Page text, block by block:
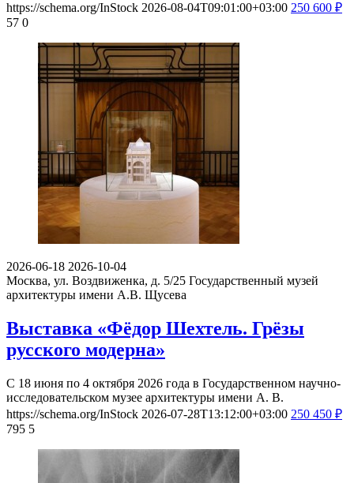
https://schema.org/InStock 2026-08-04T09:01:00+03:00 250 600 ₽
57 0
2026-06-18 2026-10-04
Москва, ул. Воздвиженка, д. 5/25 Государственный музей
архитектуры имени А.В. Щусева
Выставка «Фёдор Шехтель. Грёзы
русского модерна»
С 18 июня по 4 октября 2026 года в Государственном научно-
исследовательском музее архитектуры имени А. В.
https://schema.org/InStock 2026-07-28T13:12:00+03:00 250 450 ₽
795 5